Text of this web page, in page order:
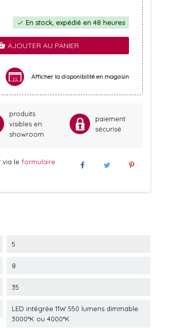
check En stock, expédié en 48 heures
AJOUTER AU PANIER
Afficher la disponibilité en magasin
produits
visibles en
showroom
paiement
sécurisé
via le formulaire
5
8
35
LED intégrée 11W 550 lumens dimmable
3000°K ou 4000°K